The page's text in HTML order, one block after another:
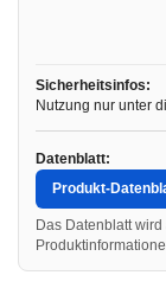
Sicherheitsinfos:
Nutzung nur unter
Datenblatt:
Produkt-
Das Datenblatt